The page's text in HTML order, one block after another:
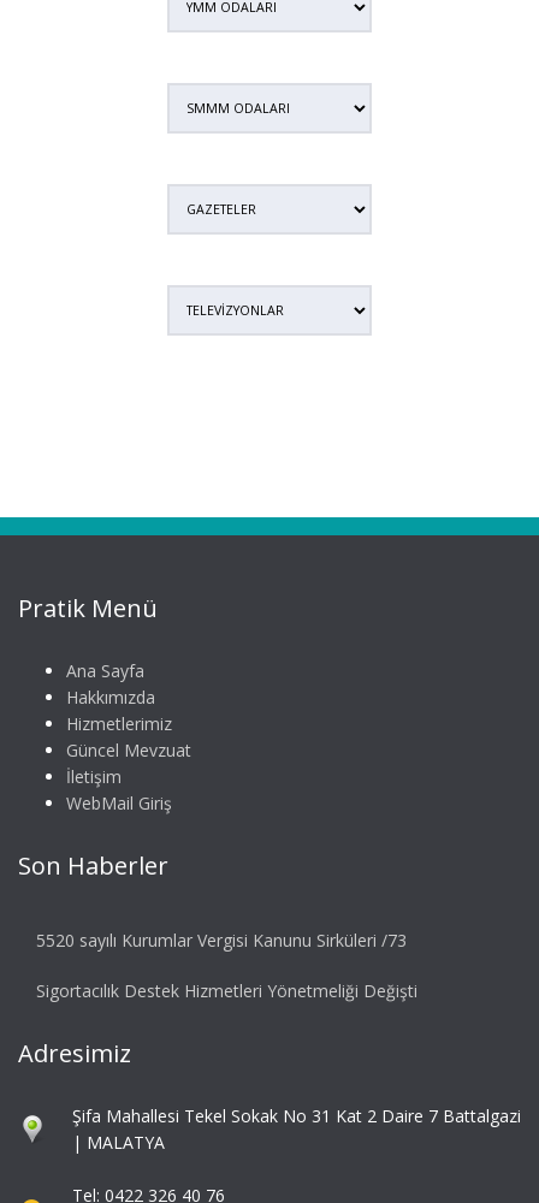
Pratik Menü
Ana Sayfa
Hakkımızda
Hizmetlerimiz
Güncel Mevzuat
İletişim
WebMail Giriş
Son Haberler
5520 sayılı Kurumlar Vergisi Kanunu Sirküleri /73
Sigortacılık Destek Hizmetleri Yönetmeliği Değişti
Adresimiz
Şifa Mahallesi Tekel Sokak No 31 Kat 2 Daire 7 Battalgazi
| MALATYA
Tel: 0422 326 40 76